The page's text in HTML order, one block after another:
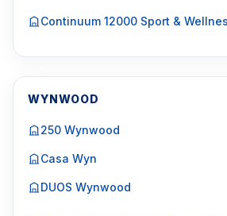
Continuum 12000 Sport &
WYNWOOD
250 Wynwood
Casa Wyn
DUOS Wynwood